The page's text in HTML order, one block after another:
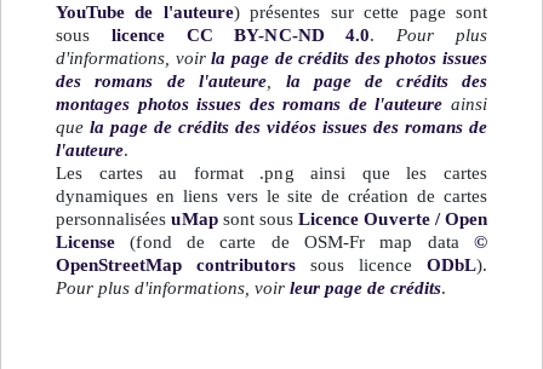
YouTube de l'auteure) présentes sur cette page sont
sous licence CC BY-NC-ND 4.0. Pour plus
d'informations, voirla page de crédits des photos issues
des romans de l'auteure
la page de crédits des
montages photos issues des romans de l'auteure ainsi
quela page de crédits des vidéos issues des romans de
l'auteure.
Les cartes au format .png ainsi que les cartes
dynamiques en liens vers le site de création de cartes
personnaliséesuMapsont sousLicence Ouverte / Open
License (fond de carte de OSM-Fr map data ©
OpenStreetMap contributorssous licence ODbL).
Pour plus d'informations, voir leur page de crédits.